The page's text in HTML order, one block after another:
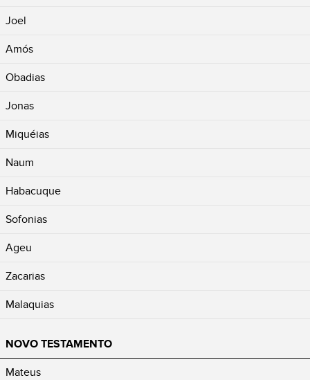
Joel
Amós
Obadias
Jonas
Miquéias
Naum
Habacuque
Sofonias
Ageu
Zacarias
Malaquias
NOVO TESTAMENTO
Mateus